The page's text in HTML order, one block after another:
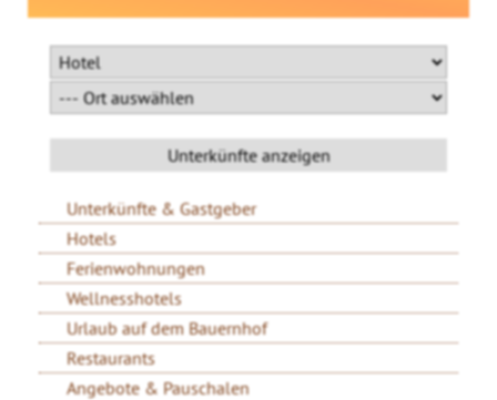
Unterkünfte & Gastgeber
Hotels
Ferienwohnungen
Wellnesshotels
Urlaub auf dem Bauernhof
Restaurants
Angebote & Pauschalen